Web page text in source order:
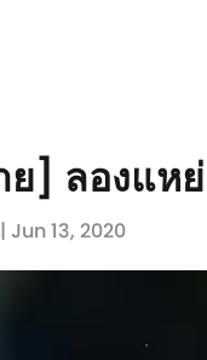
] ลองแหย่
| Jun 13, 2020